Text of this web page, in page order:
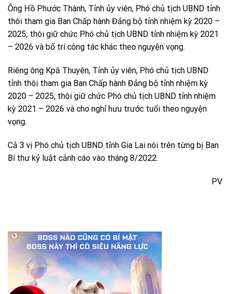
Ông Hồ Phước Thành, Tỉnh ủy viên, Phó chủ tịch UBND tỉnh
thôi tham gia Ban Chấp hành Đảng bộ tỉnh nhiệm kỳ 2020 –
2025; thôi giữ chức Phó chủ tịch UBND tỉnh nhiệm kỳ 2021
– 2026 và bố trí công tác khác theo nguyện vọng.
Riêng ông Kpă Thuyên, Tỉnh ủy viên, Phó chủ tịch UBND
tỉnh thôi tham gia Ban Chấp hành Đảng bộ tỉnh nhiệm kỳ
2020 – 2025; thôi giữ chức Phó chủ tịch UBND tỉnh nhiệm
kỳ 2021 – 2026 và cho nghỉ hưu trước tuổi theo nguyện
vọng.
Cả 3 vị Phó chủ tịch UBND tỉnh Gia Lai nói trên từng bị Ban
Bí thư kỷ luật cảnh cáo vào tháng 8/2022.
PV